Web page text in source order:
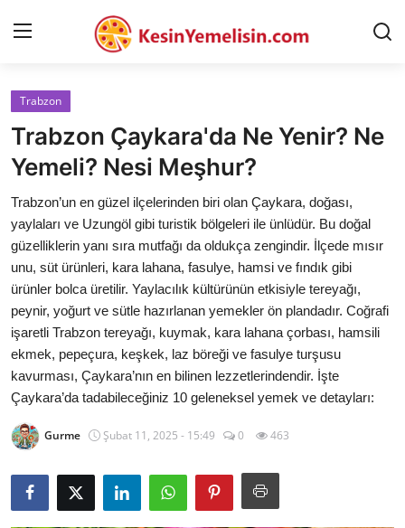
AnaSayfa
Gizlilik Sözleşmesi
Rüya Tabirleri
Diyet & Sağlıklı Beslenme
İletişim
Şehirler
Helal Gıda & Dini Hükümler
Gıda Güvenliği & Bilimi
Kalori & Diyet Rehberi
Mutfak Püf Noktaları & İpuçları
Mekan & Lezzet Rotaları
Trabzon
Trabzon Çaykara'da Ne Yenir? Ne
Yemeli? Nesi Meşhur?
Trabzon’un en güzel ilçelerinden biri olan Çaykara, doğası,
yaylaları ve Uzungöl gibi turistik bölgeleri ile ünlüdür. Bu doğal
güzelliklerin yanı sıra mutfağı da oldukça zengindir. İlçede mısır
unu, süt ürünleri, kara lahana, fasulye, hamsi ve fındık gibi
ürünler bolca üretilir. Yaylacılık kültürünün etkisiyle tereyağı,
peynir, yoğurt ve sütle hazırlanan yemekler ön plandadır. Coğrafi
işaretli Trabzon tereyağı, kuymak, kara lahana çorbası, hamsili
ekmek, pepeçura, keşkek, laz böreği ve fasulye turşusu
kavurması, Çaykara’nın en bilinen lezzetlerindendir. İşte
Çaykara’da tadabileceğiniz 10 geleneksel yemek ve detayları:
Gurme Şubat 11, 2025 - 15:49 0 463